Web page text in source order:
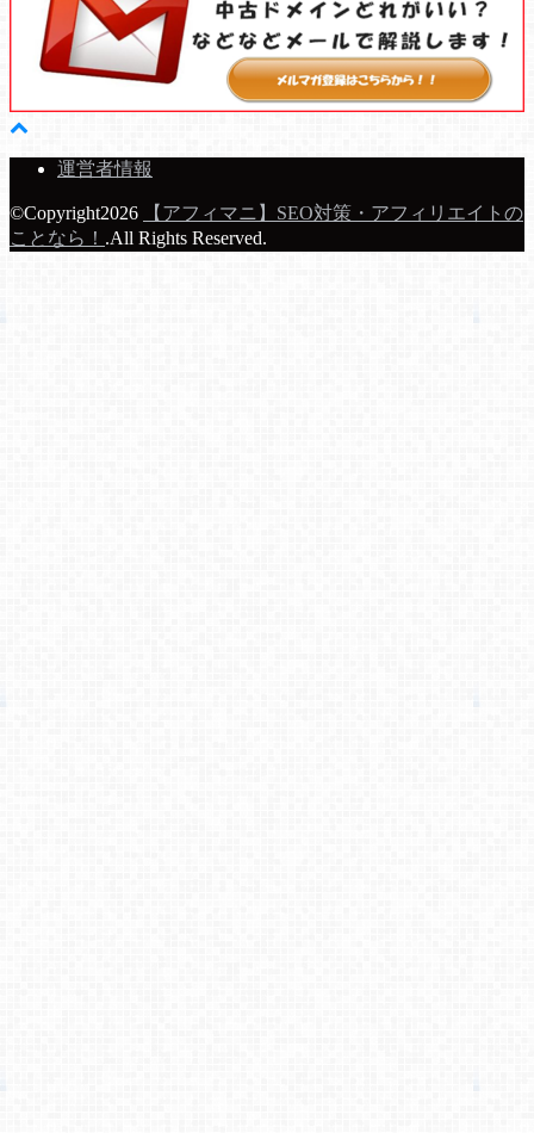
運営者情報
©Copyright2026
【アフィマニ】SEO対策・アフィリエイトの
ことなら！ .All Rights Reserved.